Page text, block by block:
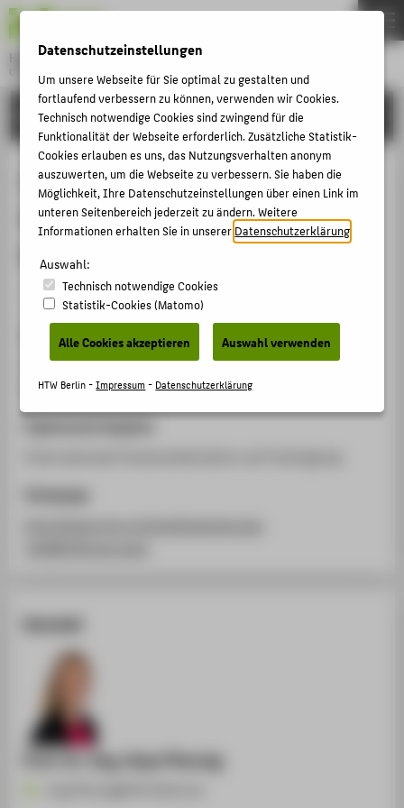
Hochschule für Technik und Wirtschaft Berlin
University of Applied Sciences
Menu
FORSCHUNG
Corrosion Behavior of Differently
Heat Treated Steels in Ccs
Environment with Supercritical CO²
Veranstaltungsbeitrag › Posterpräsentation › 2014
Veranstaltung
TMS 2014, The 143rd annual meeting & exhibition
San Diego, 16.02.2014 - 20.02.2014
Homepage
Kontakt
Prof. Dr.-Ing. Anja Pfennig
THEMEN
HOCHSCHULE
CAMPUS
STUDIUM
LEHRE
KARRIERE
INTERNATIONAL
INFORMATIONEN FÜR
STUDIENINTERESSIERTE
Datenschutzeinstellungen
Um unsere Webseite für Sie optimal zu gestalten und
fortlaufend verbessern zu können, verwenden wir Cookies.
Technisch notwendige Cookies sind zwingend für die
Funktionalität der Webseite erforderlich. Zusätzliche Statistik-
Cookies erlauben es uns, das Nutzungsverhalten anonym
auszuwerten, um die Webseite zu verbessern. Sie haben die
Möglichkeit, Ihre Datenschutzeinstellungen über einen Link im
unteren Seitenbereich jederzeit zu ändern. Weitere
Informationen erhalten Sie in unsererDatenschutzerklärung
Auswahl:
Technisch notwendige Cookies
Statistik-Cookies (Matomo)
Alle Cookies akzeptieren Auswahl verwenden
HTW Berlin -Impressum- Datenschutzerklärung